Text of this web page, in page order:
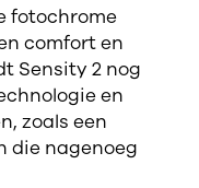
fotochrome
comfort en
Sensity 2 nog
en
zoals een
die nagenoeg